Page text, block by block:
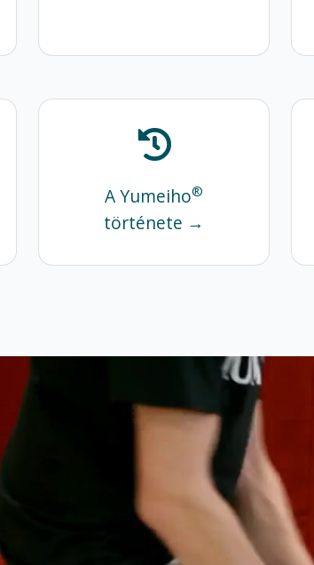
A Yumeiho®
története →